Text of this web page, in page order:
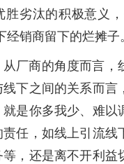
劣汰的积极意义
销商留下的烂摊子。
厂商的角度而言，
下之间的关系而言
是你多我少、难以
任，如线上引流线
，还是离不开利益